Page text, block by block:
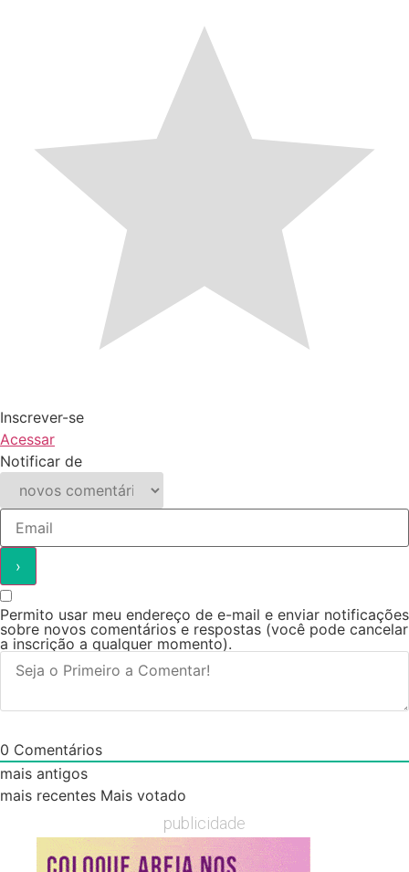
Inscrever-se
Acessar
Notificar de
Permito usar meu endereço de e-mail e enviar notificações
sobre novos comentários e respostas (você pode cancelar
a inscrição a qualquer momento).
0 Comentários
mais antigos
mais recentes Mais votado
publicidade